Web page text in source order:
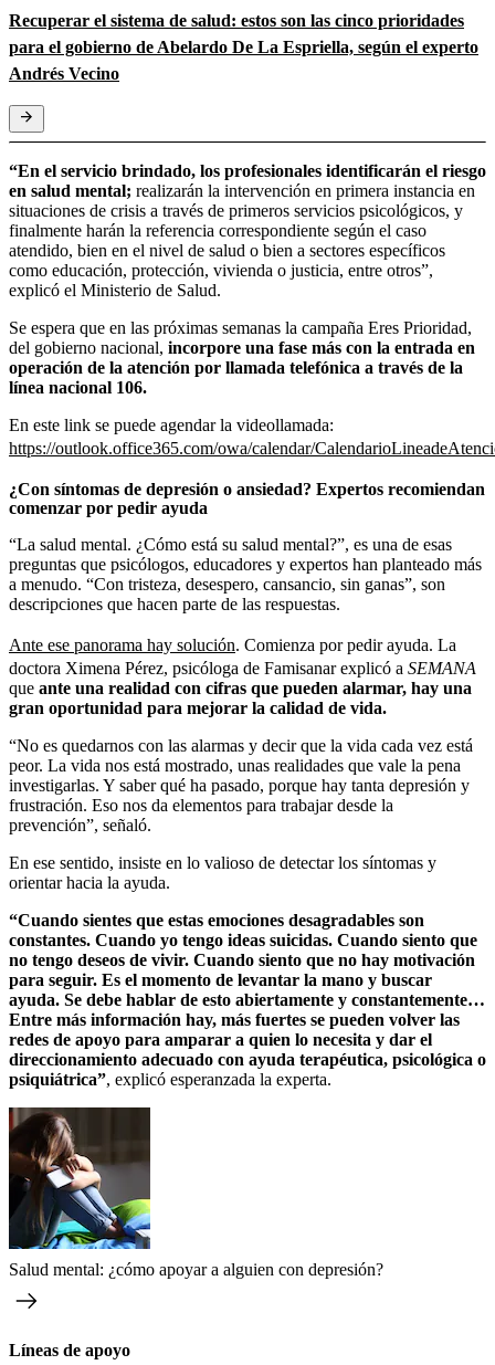
Recuperar el sistema de salud: estos son las cinco prioridades
para el gobierno de Abelardo De La Espriella, según el experto
Andrés Vecino
“En el servicio brindado, los profesionales identificarán el riesgo
en salud mental; realizarán la intervención en primera instancia en
situaciones de crisis a través de primeros servicios psicológicos, y
finalmente harán la referencia correspondiente según el caso
atendido, bien en el nivel de salud o bien a sectores específicos
como educación, protección, vivienda o justicia, entre otros”,
explicó el Ministerio de Salud.
Se espera que en las próximas semanas la campaña Eres Prioridad,
del gobierno nacional, incorpore una fase más con la entrada en
operación de la atención por llamada telefónica a través de la
línea nacional 106.
En este link se puede agendar la videollamada:
https://outlook.office365.com/owa/calendar/
¿Con síntomas de depresión o ansiedad? Expertos recomiendan
comenzar por pedir ayuda
“La salud mental. ¿Cómo está su salud mental?”, es una de esas
preguntas que psicólogos, educadores y expertos han planteado más
a menudo. “Con tristeza, desespero, cansancio, sin ganas”, son
descripciones que hacen parte de las respuestas.
Ante ese panorama hay solución. Comienza por pedir ayuda. La
doctora Ximena Pérez, psicóloga de Famisanar explicó a SEMANA
que ante una realidad con cifras que pueden alarmar, hay una
gran oportunidad para mejorar la calidad de vida.
“No es quedarnos con las alarmas y decir que la vida cada vez está
peor. La vida nos está mostrado, unas realidades que vale la pena
investigarlas. Y saber qué ha pasado, porque hay tanta depresión y
frustración. Eso nos da elementos para trabajar desde la
prevención”, señaló.
En ese sentido, insiste en lo valioso de detectar los síntomas y
orientar hacia la ayuda.
“Cuando sientes que estas emociones desagradables son
constantes. Cuando yo tengo ideas suicidas. Cuando siento que
no tengo deseos de vivir. Cuando siento que no hay motivación
para seguir. Es el momento de levantar la mano y buscar
ayuda. Se debe hablar de esto abiertamente y constantemente…
Entre más información hay, más fuertes se pueden volver las
redes de apoyo para amparar a quien lo necesita y dar el
direccionamiento adecuado con ayuda terapéutica, psicológica o
psiquiátrica”, explicó esperanzada la experta.
Salud mental: ¿cómo apoyar a alguien con depresión?
Líneas de apoyo